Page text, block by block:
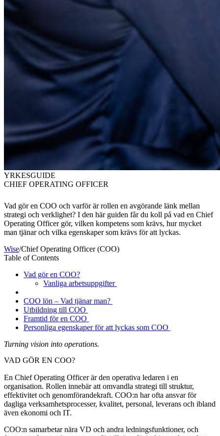
YRKESGUIDE
CHIEF OPERATING OFFICER
Vad gör en COO och varför är rollen en avgörande länk mellan
strategi och verklighet? I den här guiden får du koll på vad en Chief
Operating Officer gör, vilken kompetens som krävs, hur mycket
man tjänar och vilka egenskaper som krävs för att lyckas.
Wise/Chief Operating Officer (COO)
Table of Contents
Vad gör en COO?
Vanliga arbetsuppgifter
COO lön – Vad tjänar man?
Utbildning till COO
Framtid för en COO
Personliga egenskaper för att lyckas som COO
Turning vision into operations.
VAD GÖR EN COO?
En Chief Operating Officer är den operativa ledaren i en
organisation. Rollen innebär att omvandla strategi till struktur,
effektivitet och genomförandekraft. COO:n har ofta ansvar för
dagliga verksamhetsprocesser, kvalitet, personal, leverans och ibland
även ekonomi och IT.
COO:n samarbetar nära VD och andra ledningsfunktioner, och